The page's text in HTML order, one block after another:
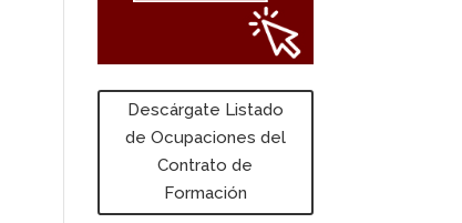
Descárgate Listado
de Ocupaciones del
Contrato de
Formación